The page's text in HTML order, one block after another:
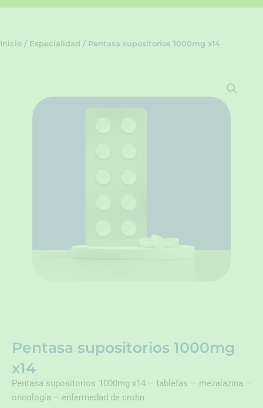
Inicio / Especialidad / Pentasa supositorios 1000mg x14
Pentasa supositorios 1000mg
x14
Pentasa supositorios 1000mg x14 – tabletas – mezalazina –
oncología – enfermedad de crohn